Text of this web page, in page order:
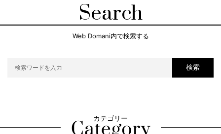
Search
Web Domani内で検索する
検索
カテゴリー